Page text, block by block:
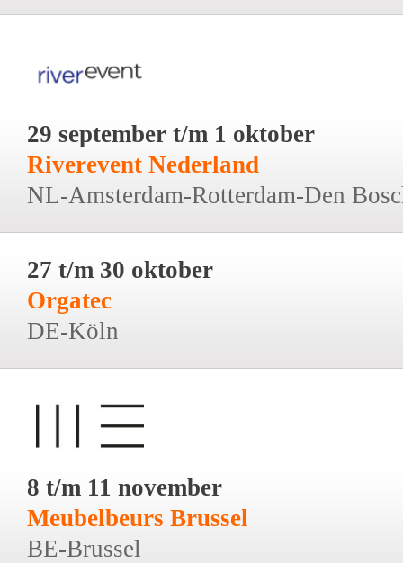
29 september t/m 1 oktober
Riverevent Nederland
NL-Amsterdam-Rotterdam-Den
27 t/m 30 oktober
Orgatec
DE-Köln
8 t/m 11 november
Meubelbeurs Brussel
BE-Brussel